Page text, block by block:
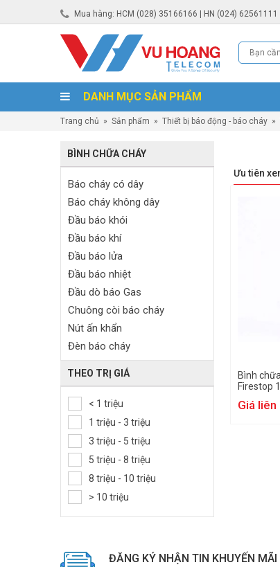
Mua hàng: HCM (028) 35166166 | HN (024) 62561111
DANH MỤC SẢN PHẨM
Trang chủ » Sản phẩm » Thiết bị báo động - báo cháy »
BÌNH CHỮA CHÁY
Báo cháy có dây
Báo cháy không dây
Đầu báo khói
Đầu báo khí
Đầu báo lửa
Đầu báo nhiệt
Đầu dò báo Gas
Chuông còi báo cháy
Nút ấn khẩn
Đèn báo cháy
Trung tâm báo cháy
Bình chữa cháy
Chai thử khói
Đèn báo sự cố dùng trong
PCCC
Bóng chữa cháy
Thiết bị báo cháy tự động
Phụ kiện báo cháy
THEO TRỊ GIÁ
< 1 triệu
1 triệu - 3 triệu
3 triệu - 5 triệu
5 triệu - 8 triệu
8 triệu - 10 triệu
> 10 triệu
Ưu tiên
Bình
Firestop
Giá liên
ĐĂNG KÝ NHẬN TIN KHUYẾN MÃI